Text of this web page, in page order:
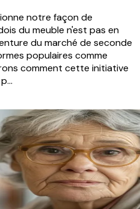
notre façon de
du meuble n'est pas en
du marché de seconde
populaires comme
comment cette initiative